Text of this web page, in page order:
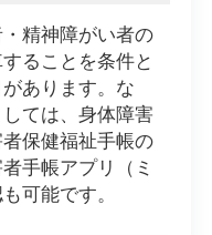
精神障がい者の
ることを条件と
あります。な
ては、身体障害
保健福祉手帳の
手帳アプリ（ミ
可能です。